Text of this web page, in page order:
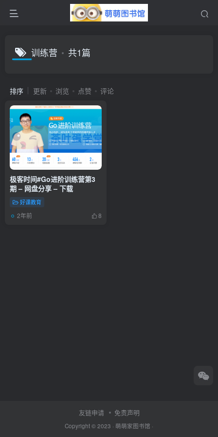
训练营 共1篇
排序 更新 浏览 点赞 评论
极客时间#Go进阶训练营第3
期 – 网盘分享 – 下载
好课教育
2年前 8
友链申请 免责声明
Copyright © 2023 · 萌萌家图书馆 ·